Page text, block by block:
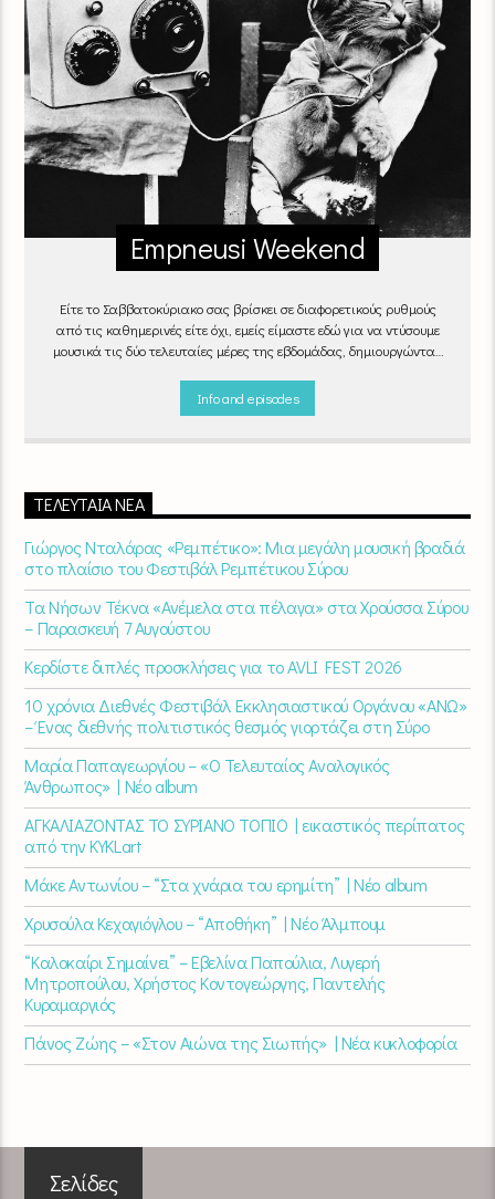
Empneusi Weekend
Είτε το Σαββατοκύριακο σας βρίσκει σε διαφορετικούς ρυθμούς
από τις καθημερινές είτε όχι, εμείς είμαστε εδώ για να ντύσουμε
μουσικά τις δύο τελευταίες μέρες της εβδομάδας, δημιουργώντας
Info and episodes
ΤΕΛΕΥΤΑΊΑ ΝΈΑ
Γιώργος Νταλάρας «Ρεμπέτικο»: Μια μεγάλη μουσική βραδιά
στο πλαίσιο του Φεστιβάλ Ρεμπέτικου Σύρου
Τα Νήσων Τέκνα «Ανέμελα στα πέλαγα» στα Χρούσσα Σύρου
– Παρασκευή 7 Αυγούστου
Κερδίστε διπλές προσκλήσεις για το AVLI FEST 2026
10 χρόνια Διεθνές Φεστιβάλ Εκκλησιαστικού Οργάνου «ΑΝΩ»
– Ένας διεθνής πολιτιστικός θεσμός γιορτάζει στη Σύρο​
Μαρία Παπαγεωργίου – «Ο Τελευταίος Αναλογικός
Άνθρωπος» | Νέο album
ΑΓΚΑΛΙΑΖΟΝΤΑΣ ΤΟ ΣΥΡΙΑΝΟ ΤΟΠΙΟ | εικαστικός περίπατος
από την KYKLart
Μάκε Αντωνίου – “Στα χνάρια του ερημίτη” | Νέο album
Χρυσούλα Κεχαγιόγλου – “Αποθήκη” | Νέο Άλμπουμ
“Καλοκαίρι Σημαίνει” – Εβελίνα Παπούλια, Λυγερή
Μητροπούλου, Χρήστος Κοντογεώργης, Παντελής
Κυραμαργιός
Πάνος Ζώης – «Στον Αιώνα της Σιωπής» | Νέα κυκλοφορία
Σελίδες